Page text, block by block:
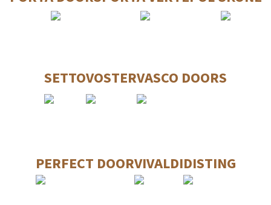
SETTOVOSTERVASCO DOORS
PERFECT DOORVIVALDIDISTING